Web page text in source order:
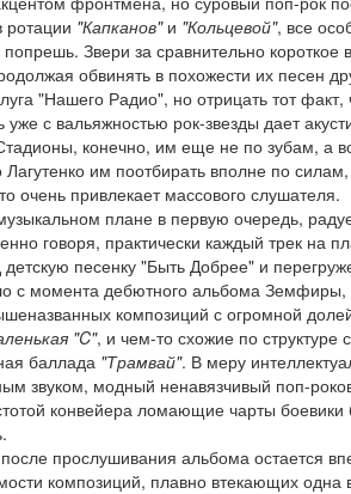
ротации "Капканов"и "Кольцевой", все
Звери за сравнительно
обвинять в похожести их песен
"Нашего Радио", но отрицать тот
с вальяжностью рок-звезды дает
конечно, им еще не по зубам, а
Лагутенко им поотбирать вполне по
очень привлекает массового слушателя.
плане в первую очередь,
говоря, практически каждый трек на
детскую песенку "Быть Добрее" и
с момента дебютного альбома
композиций с огромной
"C", и чем-то схожие по структуре с
баллада "Трамвай". В меру
звуком, модный ненавязчивый поп-
конвейера ломающие чарты
прослушивания альбома остается
композиций, плавно втекающих